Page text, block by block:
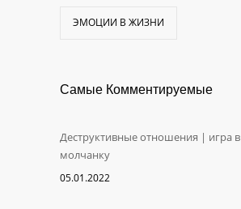
ЭМОЦИИ В ЖИЗНИ
Самые Комментируемые
Деструктивные отношения | игра в
молчанку
05.01.2022